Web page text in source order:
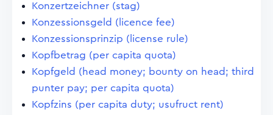
Konzertzeichner (stag)
Konzessionsgeld (licence fee)
Konzessionsprinzip (license rule)
Kopfbetrag (per capita quota)
Kopfgeld (head money; bounty on head; third
punter pay; per capita quota)
Kopfzins (per capita duty; usufruct rent)